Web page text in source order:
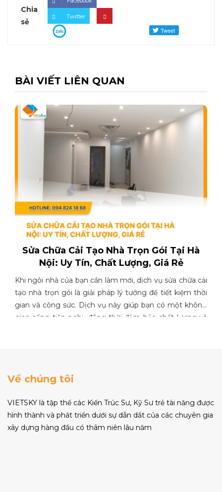
Chia
sẻ
Twitter
BÀI VIẾT LIÊN QUAN
Sửa Chữa Cải Tạo Nhà Trọn Gói Tại Hà
Nội: Uy Tín, Chất Lượng, Giá Rẻ
Khi ngôi nhà của bạn cần làm mới, dịch vụ sửa chữa cải
tạo nhà trọn gói là giải pháp lý tưởng để tiết kiệm thời
gian và công sức. Dịch vụ này giúp bạn có một không
gian sống tiện nghi, đồng thời đảm bảo chất lượng và
vào tính tiện lợi và hiệu quả chi phí.
Về chúng tôi
VIETSKY là tập thể các Kiến Trúc Sư, Kỹ Sư trẻ tài năng được
hình thành và phát triển dưới sự dẫn dắt của các chuyên gia
xây dựng hàng đầu có thâm niên lâu năm